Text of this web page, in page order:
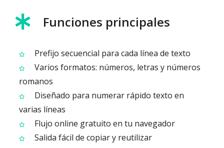
Funciones principales
Prefijo secuencial para cada línea de texto
Varios formatos: números, letras y números
romanos
Diseñado para numerar rápido texto en
varias líneas
Flujo online gratuito en tu navegador
Salida fácil de copiar y reutilizar